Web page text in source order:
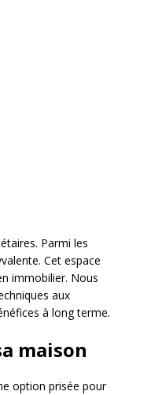
Parmi les
Cet espace
immobilier. Nous
aux
à long terme.
maison
option prisée pour